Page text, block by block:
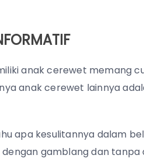
anak cerewet memang
anak cerewet lainnya
apa kesulitannya dalam
gamblang dan